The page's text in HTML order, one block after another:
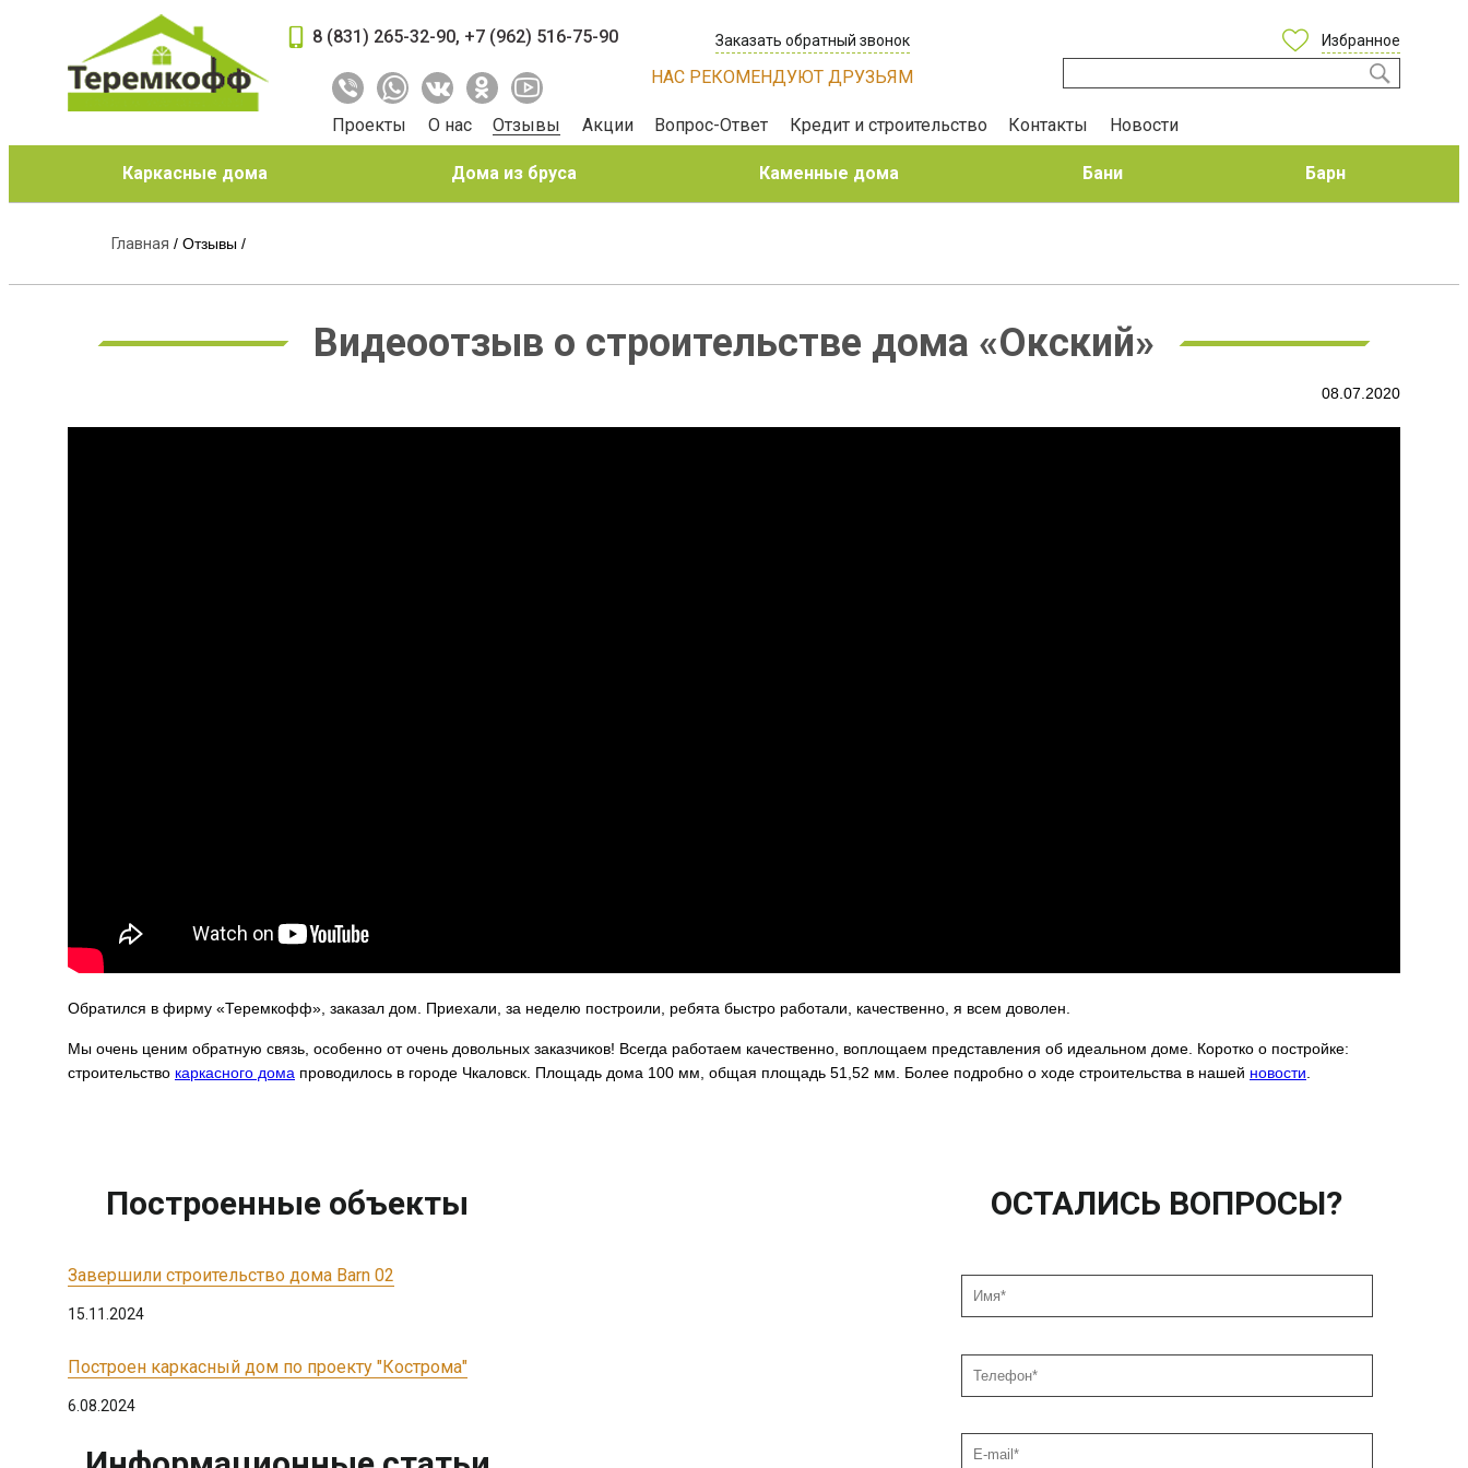
8 (831) 265-32-90, +7 (962) 516-75-90 Заказать обратный звонок Избранное
НАС РЕКОМЕНДУЮТ ДРУЗЬЯМ
Проекты О нас Отзывы Акции Вопрос-Ответ Кредит и строительство Контакты Новости
Каркасные дома Дома из бруса Каменные дома Бани Барн
Главная / Отзывы /
Видеоотзыв о строительстве дома «Окский»
08.07.2020
Обратился в фирму «Теремкофф», заказал дом. Приехали, за неделю построили, ребята быстро работали, качественно, я всем доволен.
Мы очень ценим обратную связь, особенно от очень довольных заказчиков! Всегда работаем качественно, воплощаем представления об идеальном доме. Коротко о постройке:
строительство каркасного дома проводилось в городе Чкаловск. Площадь дома 100 мм, общая площадь 51,52 мм. Более подробно о ходе строительства в нашей новости
Построенные объекты
Завершили строительство дома Barn 02
15.11.2024
Построен каркасный дом по проекту "Кострома"
6.08.2024
ОСТАЛИСЬ ВОПРОСЫ?